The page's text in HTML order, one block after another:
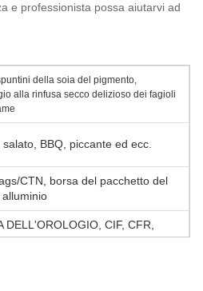
e professionista possa aiutarvi ad
della soia del pigmento,
alla rinfusa secco delizioso dei fagioli
salato, BBQ, piccante ed ecc.
CTN, borsa del pacchetto del
DELL'OROLOGIO, CIF, CFR,